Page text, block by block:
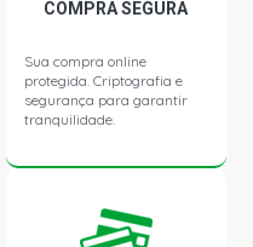
FLEXPOWER FLEX
FLEXPOWER FLEX
FLEX (2010 -
COMPRA SEGURA
Sua compra online
protegida. Criptografia e
segurança para garantir
tranquilidade.